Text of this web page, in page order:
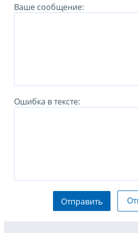
Ваше сообщение:
Ошибка в тексте:
Отправить